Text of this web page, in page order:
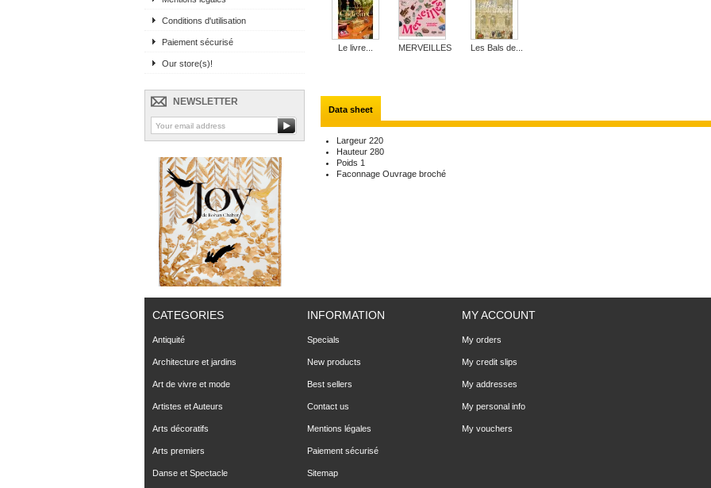
Conditions d'utilisation
Paiement sécurisé
Our store(s)!
NEWSLETTER
Le livre... MERVEILLES Les Bals de...
Data sheet
Largeur 220
Hauteur 280
Poids 1
Faconnage Ouvrage broché
CATEGORIES
Antiquité
Architecture et jardins
Art de vivre et mode
Artistes et Auteurs
Arts décoratifs
Arts premiers
Danse et Spectacle
INFORMATION
Specials
New products
Best sellers
Contact us
Mentions légales
Paiement sécurisé
Sitemap
MY ACCOUNT
My orders
My credit slips
My addresses
My personal info
My vouchers